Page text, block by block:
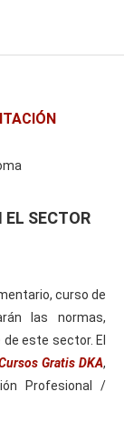
EL SECTOR
curso de
las normas,
este sector. El
Gratis DKA,
Profesional /